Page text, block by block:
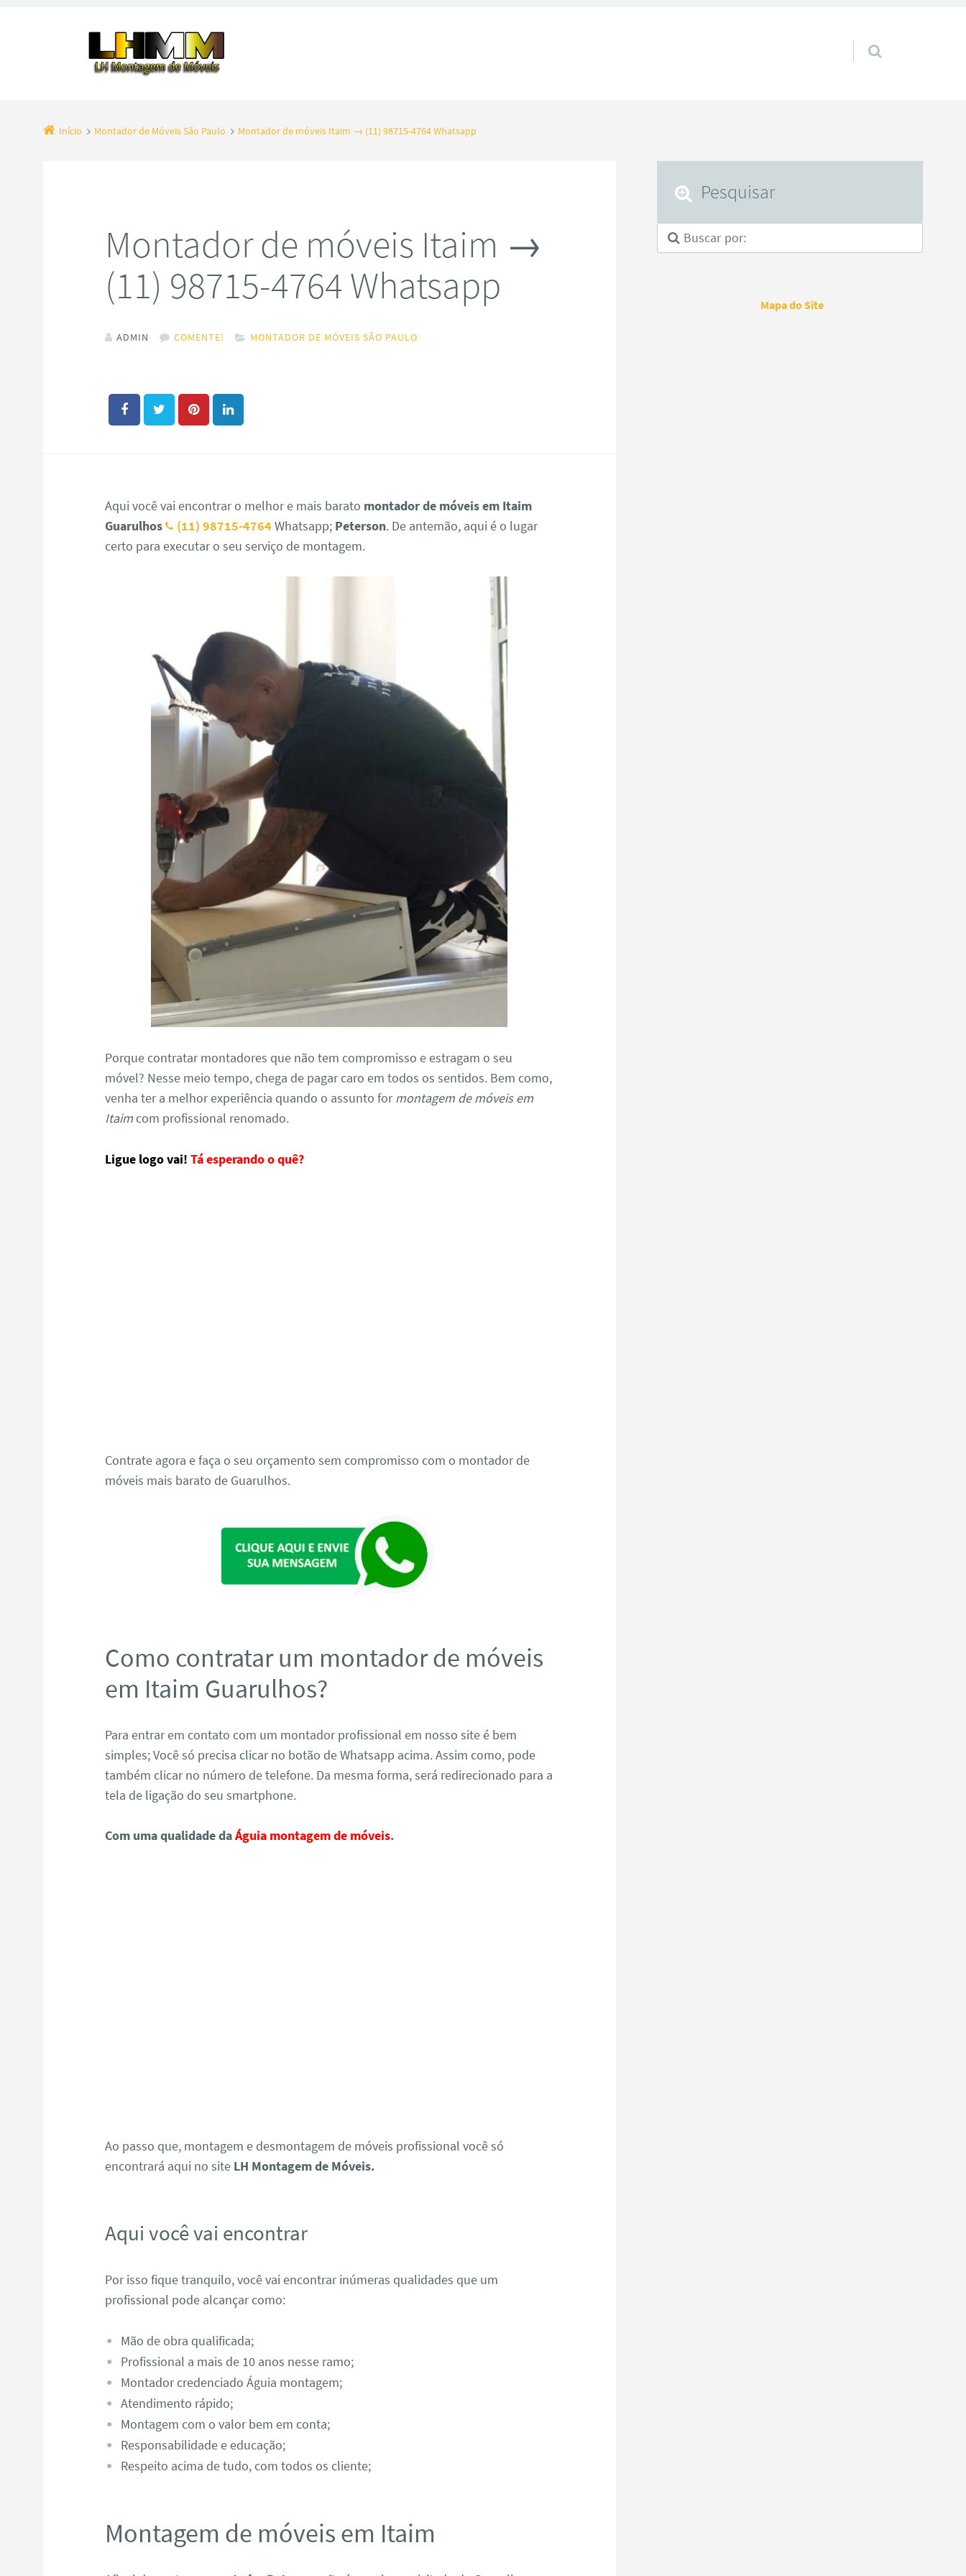
Pular para o conteúdo
Início Montador de Móveis São Paulo Montador de móveis Itaim → (11) 98715-4764 Whatsapp
Montador de móveis Itaim →
(11) 98715-4764 Whatsapp
ADMIN COMENTE! MONTADOR DE MÓVEIS SÃO PAULO
Aqui você vai encontrar o melhor e mais barato montador de móveis em Itaim
Guarulhos
(11) 98715-4764 Whatsapp; Peterson. De antemão, aqui é o lugar
certo para executar o seu serviço de montagem.
Porque contratar montadores que não tem compromisso e estragam o seu
móvel? Nesse meio tempo, chega de pagar caro em todos os sentidos. Bem como,
venha ter a melhor experiência quando o assunto formontagem de móveis em
Itaimcom profissional renomado.
Ligue logo vai!Tá esperando o quê?
Contrate agora e faça o seu orçamento sem compromisso com o montador de
móveis mais barato de Guarulhos.
Como contratar um montador de móveis
em Itaim Guarulhos?
Para entrar em contato com um montador profissional em nosso site é bem
simples; Você só precisa clicar no botão de Whatsapp acima. Assim como, pode
também clicar no número de telefone. Da mesma forma, será redirecionado para a
tela de ligação do seu smartphone.
Com uma qualidade daÁguia montagem de móveis.
Ao passo que, montagem e desmontagem de móveis profissional você só
encontrará aqui no site LH Montagem de Móveis.
Aqui você vai encontrar
Por isso fique tranquilo, você vai encontrar inúmeras qualidades que um
profissional pode alcançar como:
Mão de obra qualificada;
Profissional a mais de 10 anos nesse ramo;
Montador credenciado Águia montagem;
Atendimento rápido;
Montagem com o valor bem em conta;
Responsabilidade e educação;
Respeito acima de tudo, com todos os cliente;
Montagem de móveis em Itaim
Pesquisar
Mapa do Site